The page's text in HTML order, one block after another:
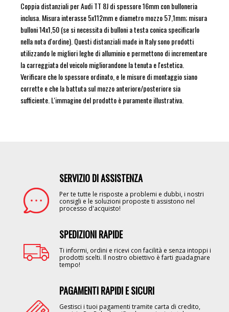
Coppia distanziali per Audi TT 8J di spessore 16mm con bulloneria
inclusa. Misura interasse 5x112mm e diametro mozzo 57,1mm; misura
bulloni 14x1,50 (se si necessita di bulloni a testa conica specificarlo
nella nota d'ordine). Questi distanziali made in Italy sono prodotti
utilizzando le migliori leghe di alluminio e permettono di incrementare
la carreggiata del veicolo migliorandone la tenuta e l'estetica.
Verificare che lo spessore ordinato, e le misure di montaggio siano
corrette e che la battuta sul mozzo anteriore/posteriore sia
sufficiente. L'immagine del prodotto è puramente illustrativa.
SERVIZIO DI ASSISTENZA
Per te tutte le risposte a problemi e dubbi, i nostri
consigli e le soluzioni proposte ti assistono nel
processo d'acquisto!
SPEDIZIONI RAPIDE
Ti informi, ordini e ricevi con facilità e senza intoppi i
prodotti scelti. Il nostro obiettivo è farti guadagnare
tempo!
PAGAMENTI RAPIDI E SICURI
Gestisci i tuoi pagamenti tramite carta di credito,